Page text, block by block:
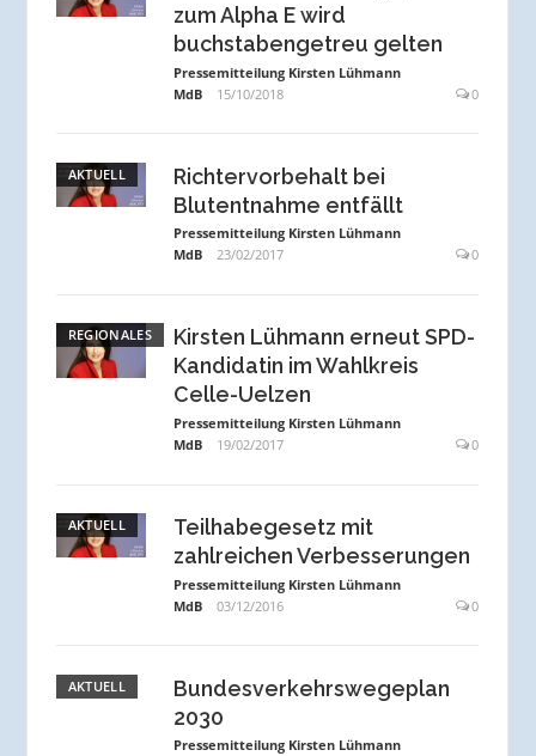
zum Alpha E wird
buchstabengetreu gelten
Pressemitteilung Kirsten Lühmann
MdB
15/10/2018 0
AKTUELL
Richtervorbehalt bei
Blutentnahme entfällt
Pressemitteilung Kirsten Lühmann
MdB
23/02/2017 0
REGIONALES
Kirsten Lühmann erneut SPD-
Kandidatin im Wahlkreis
Celle-Uelzen
Pressemitteilung Kirsten Lühmann
MdB
19/02/2017 0
AKTUELL
Teilhabegesetz mit
zahlreichen Verbesserungen
Pressemitteilung Kirsten Lühmann
MdB
03/12/2016 0
AKTUELL
Bundesverkehrswegeplan
2030
Pressemitteilung Kirsten Lühmann